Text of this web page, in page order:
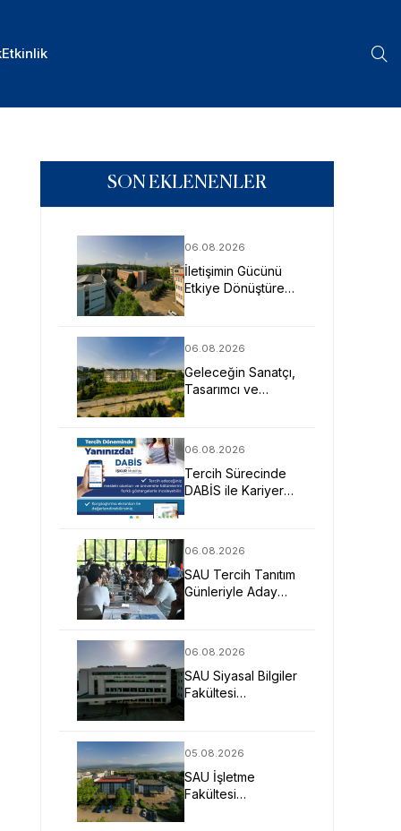
Etkinlik
SON EKLENENLER
06.08.2026
İletişimin Gücünü
Etkiye Dönüştüren
06.08.2026
Geleceğin Sanatçı,
Tasarımcı ve
06.08.2026
Tercih Sürecinde
DABİS ile Kariyer
06.08.2026
SAU Tercih Tanıtım
Günleriyle Aday
06.08.2026
SAU Siyasal Bilgiler
Fakültesi
Bekliyor
05.08.2026
SAU İşletme
Fakültesi